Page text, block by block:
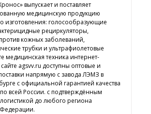
выпускает и поставляет
медицинскую продукцию
изготовления: голосообразующие
рециркуляторы,
кожных заболеваний,
трубки и ультрафиолетовые
медицинская техника интернет-
agsvv.ru доступны оптовые и
напрямую с завода ЛЭМЗ в
с официальной гарантией качества
всей России. с подтверждённым
до любого региона